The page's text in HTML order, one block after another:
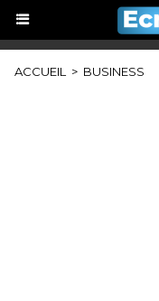
ACCUEIL > BUSINESS